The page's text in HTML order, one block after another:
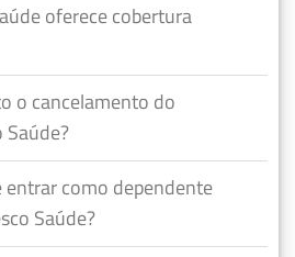
oferece cobertura
o cancelamento do
Saúde?
entrar como dependente
Saúde?